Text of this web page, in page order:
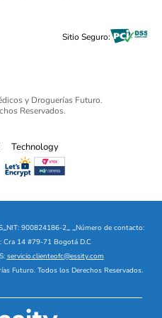
Sitio Seguro:
y Droguerías Futuro.
Reservados.
Technology
_NIT: 900824186-2_ _Número de contacto:
Cra 14 #79-71 Bogotá D.C
servicio.clienteofc@essity.com
Futuro. Todos los Derechos Reservados.